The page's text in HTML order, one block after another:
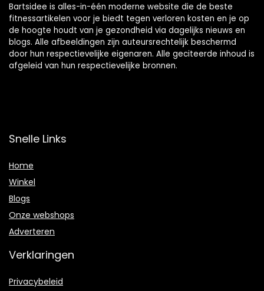
Bartsidee is alles-in-één moderne website die de beste
fitnessartikelen voor je biedt tegen verloren kosten en je op
de hoogte houdt van je gezondheid via dagelijks nieuws en
blogs. Alle afbeeldingen zijn auteursrechtelijk beschermd
door hun respectievelijke eigenaren. Alle geciteerde inhoud is
afgeleid van hun respectievelijke bronnen.
Snelle Links
Home
Winkel
Blogs
Onze webshops
Adverteren
Verklaringen
Privacybeleid